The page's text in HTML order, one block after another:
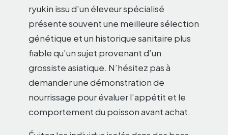
ryukin issu d’un éleveur spécialisé
présente souvent une meilleure sélection
génétique et un historique sanitaire plus
fiable qu’un sujet provenant d’un
grossiste asiatique. N’hésitez pas à
demander une démonstration de
nourrissage pour évaluer l’appétit et le
comportement du poisson avant achat.